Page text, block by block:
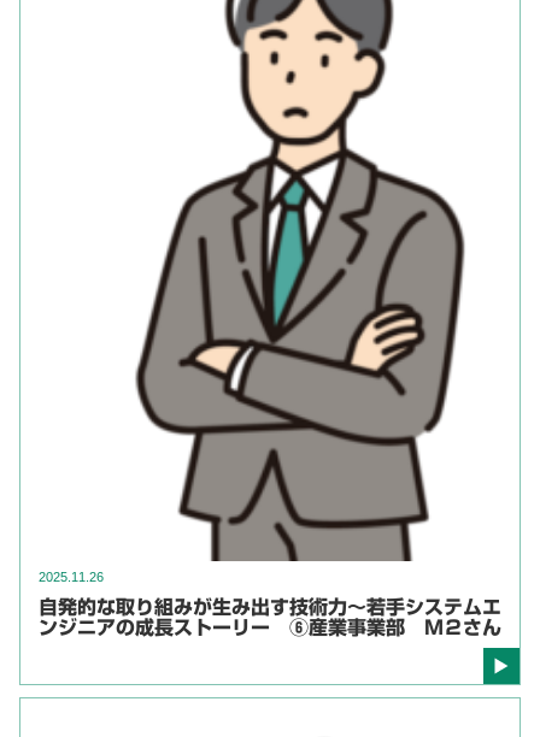
2025.11.26
自発的な取り組みが生み出す技術力～若手システムエ
ンジニアの成長ストーリー ⑥産業事業部 M２さん